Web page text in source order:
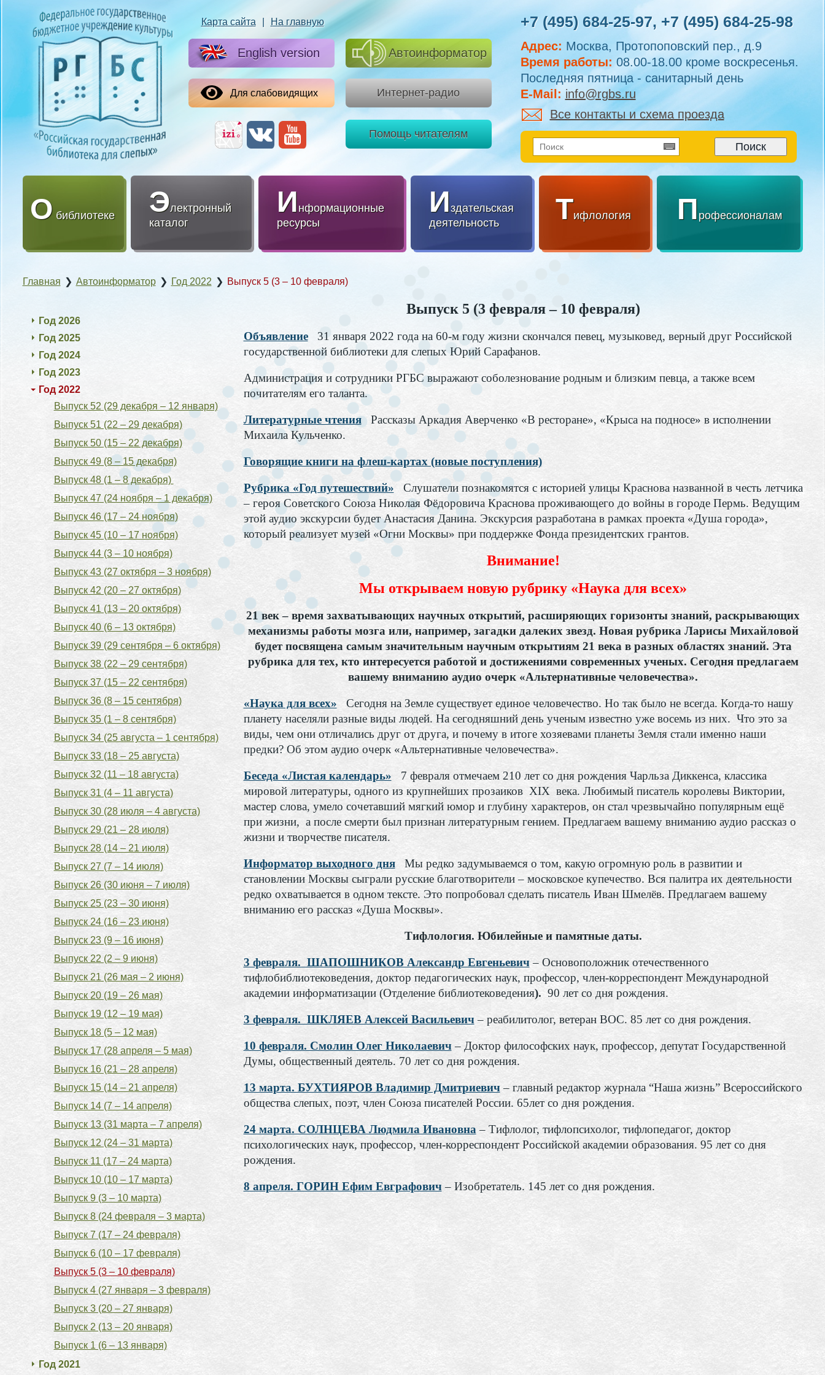
Карта сайта На главную
English version
Для слабовидящих
Автоинформатор
Интернет-радио
Помощь читателям
+7 (495) 684-25-97, +7 (495) 684-25-98
Адрес: Москва, Протопоповский пер., д.9
Время работы: 08.00-18.00 кроме воскресенья.
Последняя пятница - санитарный день
E-Mail: info@rgbs.ru
Все контакты и схема проезда
О библиотеке Электронный
каталог
Информационные
ресурсы
Издательская
деятельность
Тифлология Профессионалам
Главная ❯ Автоинформатор ❯ Год 2022 ❯ Выпуск 5 (3 – 10 февраля)
Выпуск 5 (3 февраля – 10 февраля)
Объявление
31 января 2022 года на 60-м году жизни скончался певец, музыковед, верный друг Российской
государственной библиотеки для слепых Юрий Сарафанов.
Администрация и сотрудники РГБС выражают соболезнование родным и близким певца, а также всем
почитателям его таланта.
Литературные чтения
Рассказы Аркадия Аверченко «В ресторане», «Крыса на подносе» в исполнении
Михаила Кульченко.
Говорящие книги на флеш-картах (новые поступления)
Рубрика «Год путешествий»
Слушатели познакомятся с историей улицы Краснова названной в честь летчика
– героя Советского Союза Николая Фёдоровича Краснова проживающего до войны в городе Пермь. Ведущим
этой аудио экскурсии будет Анастасия Данина. Экскурсия разработана в рамках проекта «Душа города»,
который реализует музей «Огни Москвы» при поддержке Фонда президентских грантов.
Внимание!
Мы открываем новую рубрику «Наука для всех»
21 век – время захватывающих научных открытий, расширяющих горизонты знаний, раскрывающих
механизмы работы мозга или, например, загадки далеких звезд. Новая рубрика Ларисы Михайловой
будет посвящена самым значительным научным открытиям 21 века в разных областях знаний. Эта
рубрика для тех, кто интересуется работой и достижениями современных ученых. Сегодня предлагаем
вашему вниманию аудио очерк «Альтернативные человечества».
«Наука для всех»
Сегодня на Земле существует единое человечество. Но так было не всегда. Когда-то нашу
планету населяли разные виды людей. На сегодняшний день ученым известно уже восемь из них. Что это за
виды, чем они отличались друг от друга, и почему в итоге хозяевами планеты Земля стали именно наши
предки? Об этом аудио очерк «Альтернативные человечества».
Беседа «Листая календарь»
7 февраля отмечаем 210 лет со дня рождения Чарльза Диккенса, классика
мировой литературы, одного из крупнейших прозаиков XIX века. Любимый писатель королевы Виктории,
мастер слова, умело сочетавший мягкий юмор и глубину характеров, он стал чрезвычайно популярным ещё
при жизни, а после смерти был признан литературным гением. Предлагаем вашему вниманию аудио рассказ о
жизни и творчестве писателя.
Информатор выходного дня
Мы редко задумываемся о том, какую огромную роль в развитии и
становлении Москвы сыграли русские благотворители – московское купечество. Вся палитра их деятельности
редко охватывается в одном тексте. Это попробовал сделать писатель Иван Шмелёв. Предлагаем вашему
вниманию его рассказ «Душа Москвы».
Тифлология. Юбилейные и памятные даты.
3 февраля. ШАПОШНИКОВ Александр Евгеньевич– Основоположник отечественного
тифлобиблиотековедения, доктор педагогических наук, профессор, член-корреспондент Международной
академии информатизации (Отделение библиотековедения). 90 лет со дня рождения.
3 февраля. ШКЛЯЕВ Алексей Васильевич– реабилитолог, ветеран ВОС. 85 лет со дня рождения.
10 февраля. Смолин Олег Николаевич– Доктор философских наук, профессор, депутат Государственной
Думы, общественный деятель. 70 лет со дня рождения.
13 марта. БУХТИЯРОВ Владимир Дмитриевич– главный редактор журнала “Наша жизнь” Всероссийского
общества слепых, поэт, член Союза писателей России. 65лет со дня рождения.
24 марта. СОЛНЦЕВА Людмила Ивановна– Тифлолог, тифлопсихолог, тифлопедагог, доктор
психологических наук, профессор, член-корреспондент Российской академии образования. 95 лет со дня
рождения.
8 апреля. ГОРИН Ефим Евграфович– Изобретатель. 145 лет со дня рождения.
Год 2026
Год 2025
Год 2024
Год 2023
Год 2022
Выпуск 52 (29 декабря – 12 января)
Выпуск 51 (22 – 29 декабря)
Выпуск 50 (15 – 22 декабря)
Выпуск 49 (8 – 15 декабря)
Выпуск 48 (1 – 8 декабря)
Выпуск 47 (24 ноября – 1 декабря)
Выпуск 46 (17 – 24 ноября)
Выпуск 45 (10 – 17 ноября)
Выпуск 44 (3 – 10 ноября)
Выпуск 43 (27 октября – 3 ноября)
Выпуск 42 (20 – 27 октября)
Выпуск 41 (13 – 20 октября)
Выпуск 40 (6 – 13 октября)
Выпуск 39 (29 сентября – 6 октября)
Выпуск 38 (22 – 29 сентября)
Выпуск 37 (15 – 22 сентября)
Выпуск 36 (8 – 15 сентября)
Выпуск 35 (1 – 8 сентября)
Выпуск 34 (25 августа – 1 сентября)
Выпуск 33 (18 – 25 августа)
Выпуск 32 (11 – 18 августа)
Выпуск 31 (4 – 11 августа)
Выпуск 30 (28 июля – 4 августа)
Выпуск 29 (21 – 28 июля)
Выпуск 28 (14 – 21 июля)
Выпуск 27 (7 – 14 июля)
Выпуск 26 (30 июня – 7 июля)
Выпуск 25 (23 – 30 июня)
Выпуск 24 (16 – 23 июня)
Выпуск 23 (9 – 16 июня)
Выпуск 22 (2 – 9 июня)
Выпуск 21 (26 мая – 2 июня)
Выпуск 20 (19 – 26 мая)
Выпуск 19 (12 – 19 мая)
Выпуск 18 (5 – 12 мая)
Выпуск 17 (28 апреля – 5 мая)
Выпуск 16 (21 – 28 апреля)
Выпуск 15 (14 – 21 апреля)
Выпуск 14 (7 – 14 апреля)
Выпуск 13 (31 марта – 7 апреля)
Выпуск 12 (24 – 31 марта)
Выпуск 11 (17 – 24 марта)
Выпуск 10 (10 – 17 марта)
Выпуск 9 (3 – 10 марта)
Выпуск 8 (24 февраля – 3 марта)
Выпуск 7 (17 – 24 февраля)
Выпуск 6 (10 – 17 февраля)
Выпуск 5 (3 – 10 февраля)
Выпуск 4 (27 января – 3 февраля)
Выпуск 3 (20 – 27 января)
Выпуск 2 (13 – 20 января)
Выпуск 1 (6 – 13 января)
Год 2021